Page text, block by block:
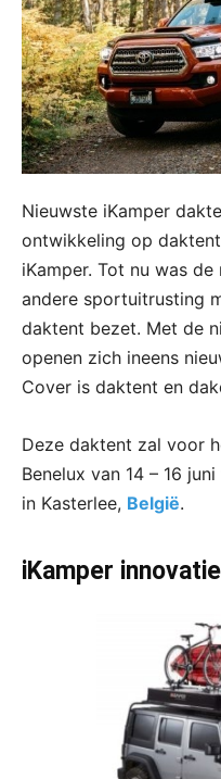
Nieuwste iKamper
ontwikkeling op
iKamper. Tot nu was
andere sportuitrusting
daktent bezet. Met de
openen zich ineens
Cover is daktent en
Deze daktent zal voor
Benelux van 14 – 16
in Kasterlee, België.
iKamper innovatie